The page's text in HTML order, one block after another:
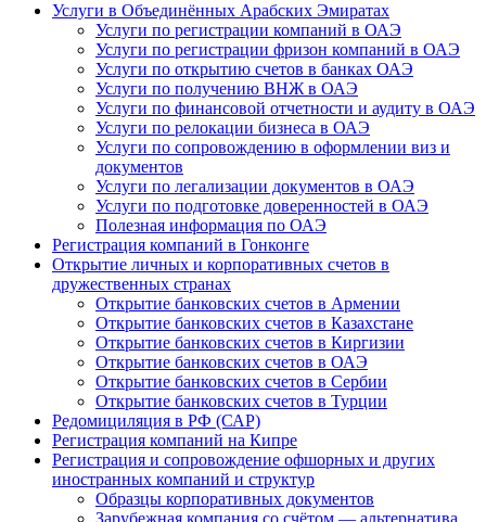
Услуги в Объединённых Арабских Эмиратах
Услуги по регистрации компаний в ОАЭ
Услуги по регистрации фризон компаний в ОАЭ
Услуги по открытию счетов в банках ОАЭ
Услуги по получению ВНЖ в ОАЭ
Услуги по финансовой отчетности и аудиту в ОАЭ
Услуги по релокации бизнеса в ОАЭ
Услуги по сопровождению в оформлении виз и
документов
Услуги по легализации документов в ОАЭ
Услуги по подготовке доверенностей в ОАЭ
Полезная информация по ОАЭ
Регистрация компаний в Гонконге
Открытие личных и корпоративных счетов в
дружественных странах
Открытие банковских счетов в Армении
Открытие банковских счетов в Казахстане
Открытие банковских счетов в Киргизии
Открытие банковских счетов в ОАЭ
Открытие банковских счетов в Сербии
Открытие банковских счетов в Турции
Редомициляция в РФ (САР)
Регистрация компаний на Кипре
Регистрация и сопровождение офшорных и других
иностранных компаний и структур
Образцы корпоративных документов
Зарубежная компания со счётом — альтернатива